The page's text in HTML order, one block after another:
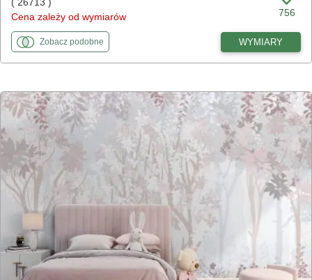
Cena zależy od wymiarów
756
Zobaczfototapety
podobnedo Srebrzyste liście palmowe WYMIARY